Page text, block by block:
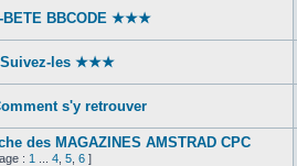
BBCODE ★★★
les ★★★
s'y retrouver‎
des MAGAZINES AMSTRAD CPC
: 1 4 5 6 ]